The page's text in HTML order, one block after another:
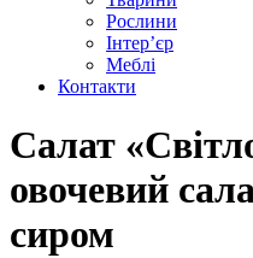
Рослини
Інтер’єр
Меблі
Контакти
Салат
овочевий
сиром